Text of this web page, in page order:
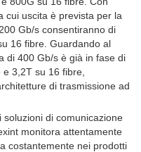
cui uscita è prevista per la
Gb/s consentiranno di
16 fibre. Guardando al
di 400 Gb/s è già in fase di
3,2T su 16 fibre,
di trasmissione ad
di comunicazione
monitora attentamente
costantemente nei prodotti